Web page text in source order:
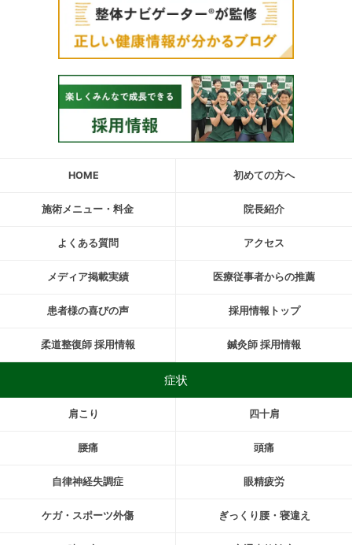
HOME 初めての方へ
施術メニュー・料金 院長紹介
よくある質問 アクセス
メディア掲載実績 医療従事者からの推薦
患者様の喜びの声 採用情報トップ
柔道整復師 採用情報 鍼灸師 採用情報
症状
肩こり 四十肩
腰痛 頭痛
自律神経失調症 眼精疲労
ケガ・スポーツ外傷 ぎっくり腰・寝違え